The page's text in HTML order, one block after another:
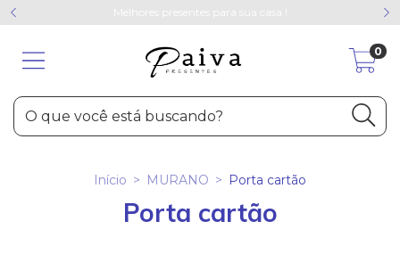
Melhores presentes para sua casa !
0
Início > MURANO > Porta cartão
Porta cartão